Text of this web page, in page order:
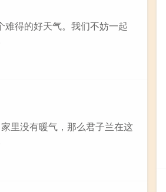
得的好天气。我们不妨一起
里没有暖气，那么君子兰在这